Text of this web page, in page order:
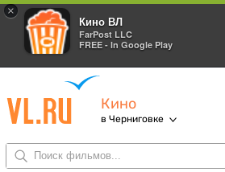
×
Кино ВЛ
FarPost LLC
FREE - In Google Play
Кино
в Черниговке